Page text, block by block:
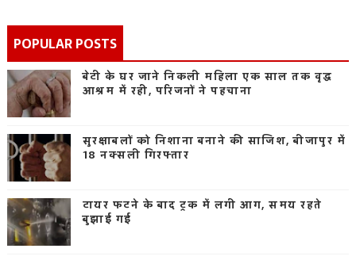
POPULAR POSTS
बेटी के घर जाने निकली महिला एक साल तक वृद्ध
आश्रम में रही, परिजनों ने पहचाना
सुरक्षाबलों को निशाना बनाने की साजिश, बीजापुर में
18 नक्सली गिरफ्तार
टायर फटने के बाद ट्रक में लगी आग, समय रहते
बुझाई गई